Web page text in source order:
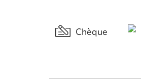
Chèque